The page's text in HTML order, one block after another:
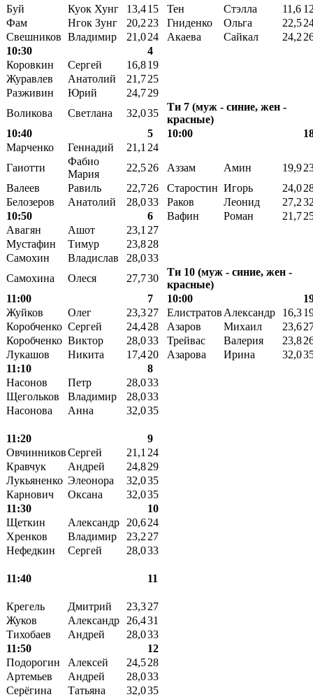
Буй
Куок Хунг 13,415 Тен Стэлла 11,6
Фам
Нгок Зунг 20,2 23 Гниденко Ольга 22,5
Свешников Владимир 21,024 Акаева Сайкал 24,2
10:30
4
Коровкин
Сергей 16,819
Журавлев
Анатолий 21,725
Разживин
Юрий 24,729
Воликова
Светлана 32,035
Ти 7 (муж - синие, жен -
красные)
10:40
5 10:00
Марченко
Геннадий 21,1 24
Гаиотти
Фабио
Мария
22,526 Аззам Амин 19,9
Валеев
Равиль 22,726 Старостин Игорь 24,0
Белозеров
Анатолий 28,033 Раков Леонид 27,2
10:50
6 Вафин Роман 21,7
Авагян
Ашот 23,1 27
Мустафин
Тимур 23,828
Самохин
Владислав 28,033
Самохина
Олеся 27,730
Ти 10 (муж - синие, жен -
красные)
11:00
7 10:00
Жуйков
Олег 23,327 Елистратов Александр 16,3
Коробченко Сергей 24,428 Азаров Михаил 23,6
Коробченко Виктор 28,033 Трейвас Валерия 23,8
Лукашов
Никита 17,420 Азарова Ирина 32,0
11:10
8
Насонов
Петр 28,033
Щегольков
Владимир 28,033
Насонова
Анна 32,035
11:20
9
ОвчинниковСергей 21,1 24
Кравчук
Андрей 24,829
Лукьяненко Элеонора 32,035
Карнович
Оксана 32,035
11:30
10
Щеткин
Александр 20,624
Хренков
Владимир 23,2 27
Нефедкин
Сергей 28,033
11:40 11
Крегель Дмитрий 23,327
Жуков
Александр 26,431
Тихобаев
Андрей 28,033
11:50
12
Подорогин
Алексей 24,528
Артемьев
Андрей 28,033
Серёгина
Татьяна 32,035